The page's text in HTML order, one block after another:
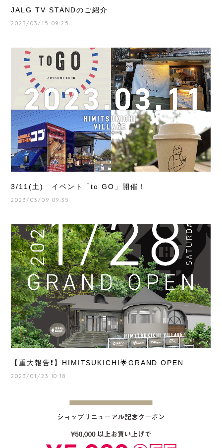
JALG TV STANDのご紹介
2023/03/15 09:25
3/11(土) イベント「to GO」開催！
2023/03/09 09:35
【重大報告❗️】HIMITSUKICHI🌟GRAND OPEN
2023/01/23 10:18